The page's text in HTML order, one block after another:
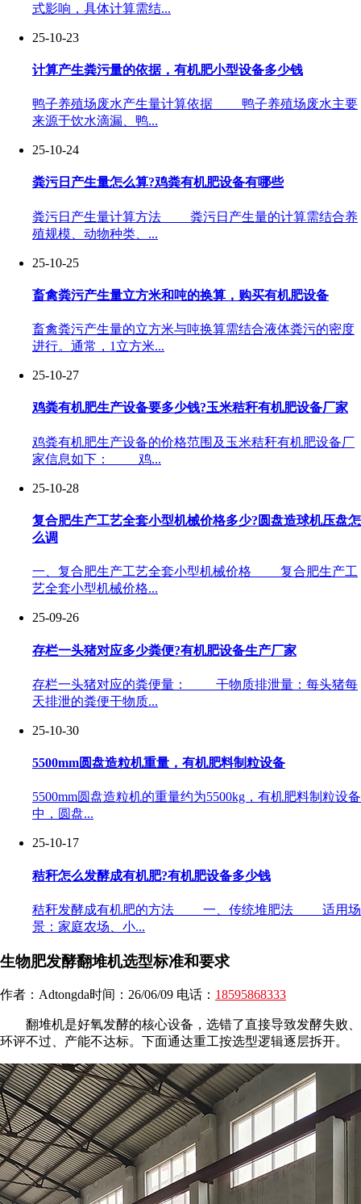
式影响，具体计算需结...
25-10-23
计算产生粪污量的依据，有机肥小型设备多少钱
鸭子养殖场废水产生量计算依据 鸭子养殖场废水主要
来源于饮水滴漏、鸭...
25-10-24
粪污日产生量怎么算?鸡粪有机肥设备有哪些
粪污日产生量计算方法 粪污日产生量的计算需结合养
殖规模、动物种类、...
25-10-25
畜禽粪污产生量立方米和吨的换算，购买有机肥设备
畜禽粪污产生量的立方米与吨换算需结合液体粪污的密度
进行。通常，1立方米...
25-10-27
鸡粪有机肥生产设备要多少钱?玉米秸秆有机肥设备厂家
鸡粪有机肥生产设备的价格范围及玉米秸秆有机肥设备厂
家信息如下： 鸡...
25-10-28
复合肥生产工艺全套小型机械价格多少?圆盘造球机压盘怎
么调
一、复合肥生产工艺全套小型机械价格 复合肥生产工
艺全套小型机械价格...
25-09-26
存栏一头猪对应多少粪便?有机肥设备生产厂家
存栏一头猪对应的粪便量： 干物质排泄量：每头猪每
天排泄的粪便干物质...
25-10-30
5500mm圆盘造粒机重量，有机肥料制粒设备
5500mm圆盘造粒机的重量约为5500kg，有机肥料制粒设备
中，圆盘...
25-10-17
秸秆怎么发酵成有机肥?有机肥设备多少钱
秸秆发酵成有机肥的方法 一、传统堆肥法 适用场
景：家庭农场、小...
生物肥发酵翻堆机选型标准和要求
作者：Adtongda时间：26/06/09 电话： 18595868333
翻堆机是好氧发酵的核心设备，选错了直接导致发酵失败、
环评不过、产能不达标。下面通达重工按选型逻辑逐层拆开。